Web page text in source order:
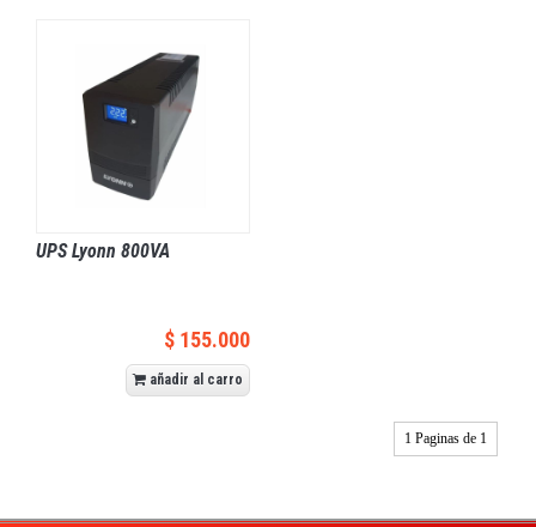
UPS Lyonn 800VA
$ 155.000
añadir al carro
1 Paginas de 1